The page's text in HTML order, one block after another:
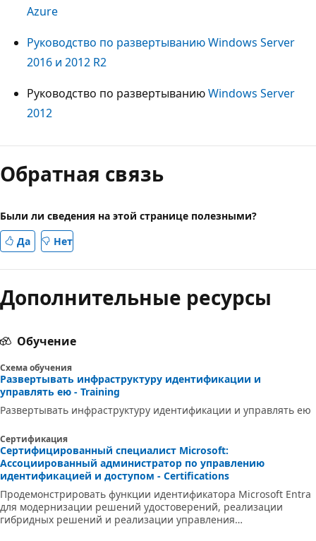
Azure
Руководство по развертыванию Windows Server
2016 и 2012 R2
Руководство по развертываниюWindows Server
2012
Режим
чтения
выключен
Обратная связь
Были ли сведения на этой странице полезными?
Да
Нет
Дополнительные ресурсы
Обучение
Схема обучения
Развертывать инфраструктуру идентификации и
управлять ею - Training
Развертывать инфраструктуру идентификации и управлять ею
Сертификация
Сертифицированный специалист Microsoft:
Ассоциированный администратор по управлению
идентификацией и доступом - Certifications
Продемонстрировать функции идентификатора Microsoft Entra
для модернизации решений удостоверений, реализации
гибридных решений и реализации управления